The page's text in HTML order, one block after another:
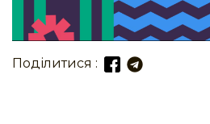
Поділитися :